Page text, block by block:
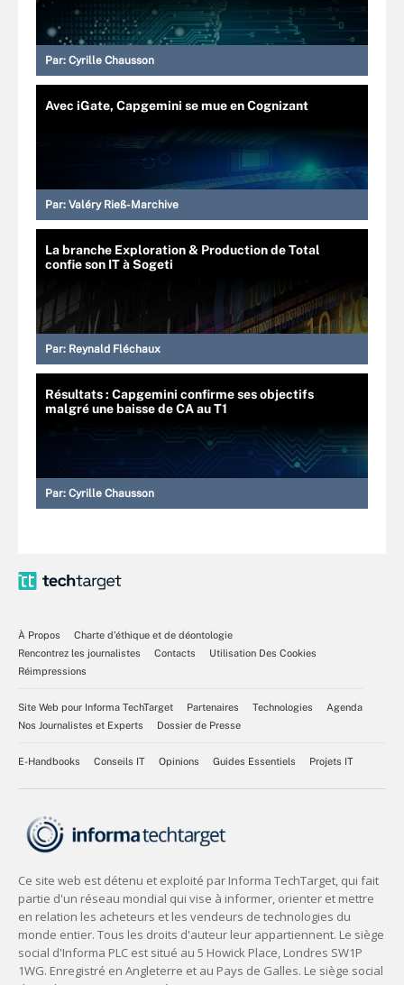
Par: Cyrille Chausson
Avec iGate, Capgemini se mue en Cognizant
Par: Valéry Rieß-Marchive
La branche Exploration & Production de Total
confie son IT à Sogeti
Par: Reynald Fléchaux
Résultats : Capgemini confirme ses objectifs
malgré une baisse de CA au T1
Par: Cyrille Chausson
À Propos
Charte d’éthique et de déontologie
Rencontrez les journalistes
Contacts
Utilisation Des Cookies
Réimpressions
Site Web pour Informa TechTarget Partenaires Technologies
Agenda
Nos Journalistes et Experts
Dossier de Presse
E-Handbooks Conseils IT Opinions Guides Essentiels Projets IT